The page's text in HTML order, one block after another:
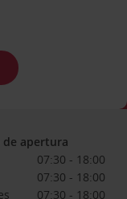
apertura
07:30 - 18:00
07:30 - 18:00
07:30 - 18:00